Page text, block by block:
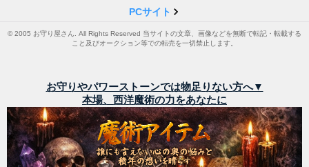
PCサイト
© 2005 お守り屋さん. All Rights Reserved 当サイトの文章、画像などを無断で転記・転載する
こと及びオークション等での転売を一切禁止します。
お守りやパワーストーンでは物足りない方へ▼
本場、西洋魔術の力をあなたに